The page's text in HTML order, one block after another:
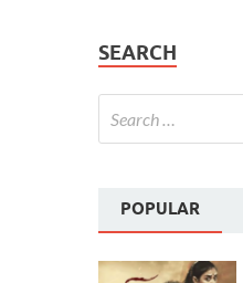
SEARCH
POPULAR